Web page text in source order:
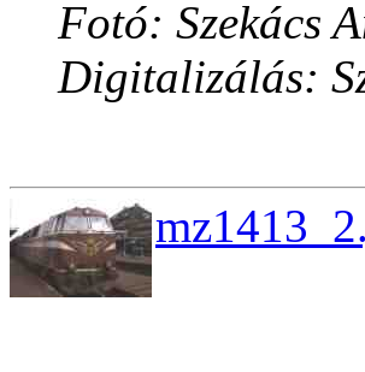
Fotó: Szekács
Digitalizálás: